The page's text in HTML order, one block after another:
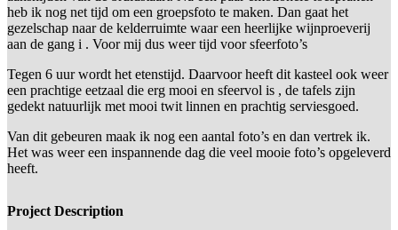
heb ik nog net tijd om een groepsfoto te maken. Dan gaat het
gezelschap naar de kelderruimte waar een heerlijke wijnproeverij
aan de gang i . Voor mij dus weer tijd voor sfeerfoto’s
Tegen 6 uur wordt het etenstijd. Daarvoor heeft dit kasteel ook weer
een prachtige eetzaal die erg mooi en sfeervol is , de tafels zijn
gedekt natuurlijk met mooi twit linnen en prachtig serviesgoed.
Van dit gebeuren maak ik nog een aantal foto’s en dan vertrek ik.
Het was weer een inspannende dag die veel mooie foto’s opgeleverd
heeft.
Project Description